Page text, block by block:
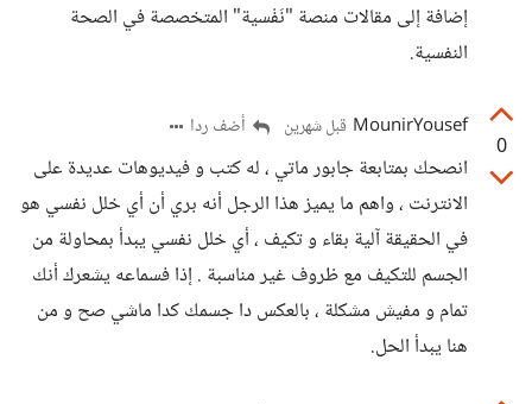
إضافة إلى مقالات منصة "نَفْسية" المتخصصة في الصحة
النفسية.
0
MounirYousef قبل شهرين أضف ردا
انصحك بمتابعة جابور ماتي ، له كتب و فيديوهات عديدة على
الانترنت ، واهم ما يميز هذا الرجل أنه بري أن أي خلل نفسي هو
في الحقيقة آلية بقاء و تكيف ، أي خلل نفسي يبدأ بمحاولة من
الجسم للتكيف مع ظروف غير مناسبة . إذا فسماعه يشعرك أنك
تمام و مفيش مشكلة ، بالعكس دا جسمك كدا ماشي صح و من
هنا يبدأ الحل.